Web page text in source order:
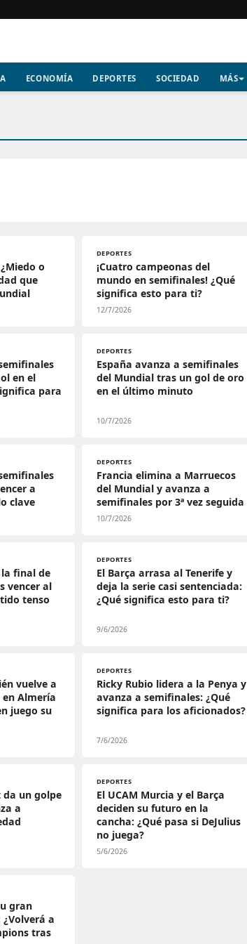
ECONOMÍA DEPORTES SOCIEDAD MÁS
o
que
DEPORTES
¡Cuatro campeonas del
mundo en semifinales! ¿Qué
significa esto para ti?
12/7/2026
en el
para
DEPORTES
España avanza a semifinales
del Mundial tras un gol de oro
en el último minuto
10/7/2026
a
clave
DEPORTES
Francia elimina a Marruecos
del Mundial y avanza a
semifinales por 3ª vez seguida
10/7/2026
la final de
vencer al
tenso
DEPORTES
El Barça arrasa al Tenerife y
deja la serie casi sentenciada:
¿Qué significa esto para ti?
9/6/2026
vuelve a
en Almería
juego su
DEPORTES
Ricky Rubio lidera a la Penya y
avanza a semifinales: ¿Qué
significa para los aficionados?
7/6/2026
da un golpe
a
DEPORTES
El UCAM Murcia y el Barça
deciden su futuro en la
cancha: ¿Qué pasa si DeJulius
no juega?
5/6/2026
gran
a
tras